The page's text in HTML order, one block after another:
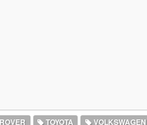
TOYOTA VOLKSWAGEN